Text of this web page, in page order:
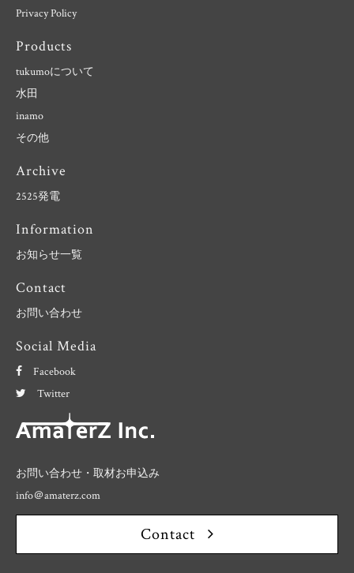
Privacy Policy
Products
tukumoについて
水田
inamo
その他
Archive
2525発電
Information
お知らせ一覧
Contact
お問い合わせ
Social Media
Facebook
Twitter
お問い合わせ・取材お申込み
info＠amaterz.com
Contact